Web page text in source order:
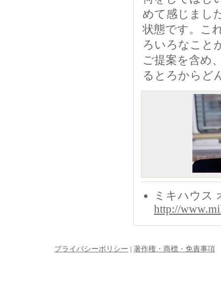
めて感じまし
状態です。こ
ろいろなこと
ご提案を含め
るとろからど
ミキハウス
http://
プライバシーポリシー | 著作権・商標・免責事項